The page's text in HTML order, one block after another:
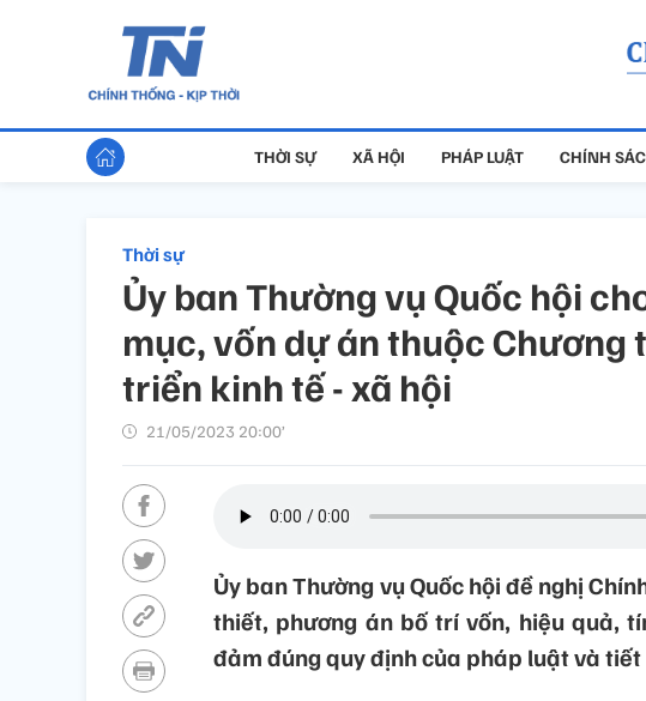
THỜI SỰ XÃ HỘI PHÁP LUẬT CHÍNH
Thời sự
Ủy ban Thường vụ Quốc hội
mục, vốn dự án thuộc Chương
triển kinh tế - xã hội
21/05/2023 20:00’
Ủy ban Thường vụ Quốc hội đề nghị
thiết, phương án bố trí vốn, hiệu quả,
đảm đúng quy định của pháp luật và